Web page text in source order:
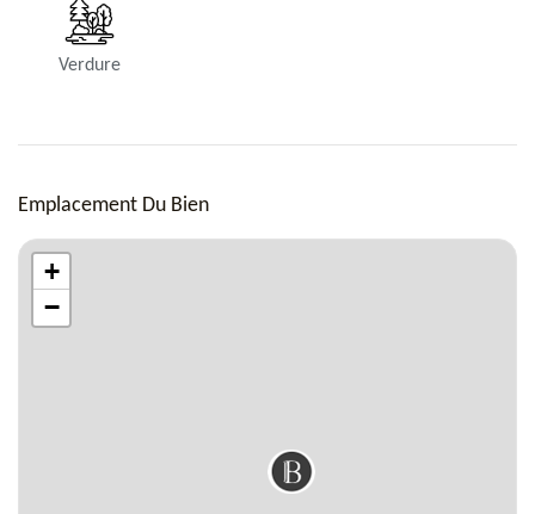
Verdure
Emplacement Du Bien
+
−